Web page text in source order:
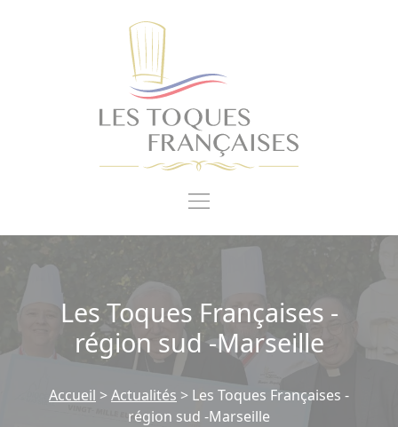
Les Toques Françaises -
région sud -Marseille
Accueil >Actualités > Les Toques Françaises -
région sud -Marseille